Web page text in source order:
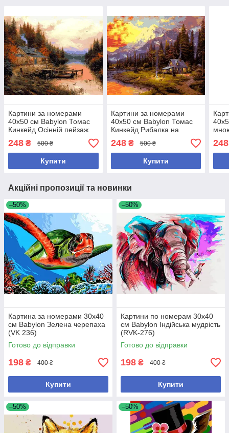
Картини за номерами
40х50 см Babylon Томас
Кинкейд Осінній пейзаж
(RVP 1352)
248 ₴ 500 ₴
Купити
Картини за номерами
40х50 см Babylon Томас
Кинкейд Рибалка на
заході (RVP 1351)
248₴ 500 ₴
Купити
248
Акційні пропозиції та новинки
–50%
Картина за номерами 30х40
см Babylon Зелена черепаха
(VK 236)
Готово до відправки
198 ₴ 400 ₴
Купити
–50%
Картини по номерам 30х40
см Babylon Індійська мудрість
(RVK-276)
Готово до відправки
198 ₴ 400 ₴
Купити
–50% –50%